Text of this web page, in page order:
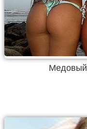
Медовый